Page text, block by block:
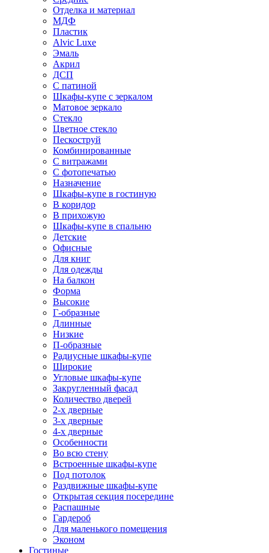
Отделка и материал
МДФ
Пластик
Alvic Luxe
Эмаль
Акрил
ДСП
С патиной
Шкафы-купе с зеркалом
Матовое зеркало
Стекло
Цветное стекло
Пескоструй
Комбинированные
С витражами
С фотопечатью
Назначение
Шкафы-купе в гостиную
В коридор
В прихожую
Шкафы-купе в спальню
Детские
Офисные
Для книг
Для одежды
На балкон
Форма
Высокие
Г-образные
Длинные
Низкие
П-образные
Радиусные шкафы-купе
Широкие
Угловые шкафы-купе
Закругленный фасад
Количество дверей
2-х дверные
3-х дверные
4-х дверные
Особенности
Во всю стену
Встроенные шкафы-купе
Под потолок
Раздвижные шкафы-купе
Открытая секция посередине
Распашные
Гардероб
Для маленького помещения
Эконом
Гостиные